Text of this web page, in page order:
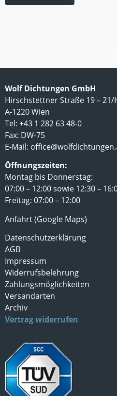
Wolf Dichtungen GmbH
Hirschstettner Straße 19 – 21/
A-1220 Wien
Tel: +43 1 282 63 48-0
Fax: DW-75
E-Mail:
Öffnungszeiten:
Montag bis Donnerstag:
07:00 – 12:00 sowie 12:30 –
Freitag: 07:00 – 12:00
Anfahrt (Google Maps)
Datenschutzerklärung
AGB
Impressum
Widerrufsbelehrung
Zahlungsmöglichkeiten
Versandarten
Archiv
Vertrag widerrufen